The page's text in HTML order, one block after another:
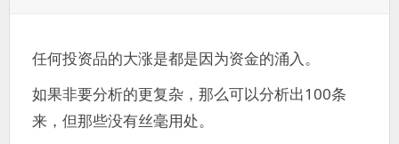
任何投资品的大涨是都是因为资金的涌入。
如果非要分析的更复杂，那么可以分析出100条
来，但那些没有丝毫用处。